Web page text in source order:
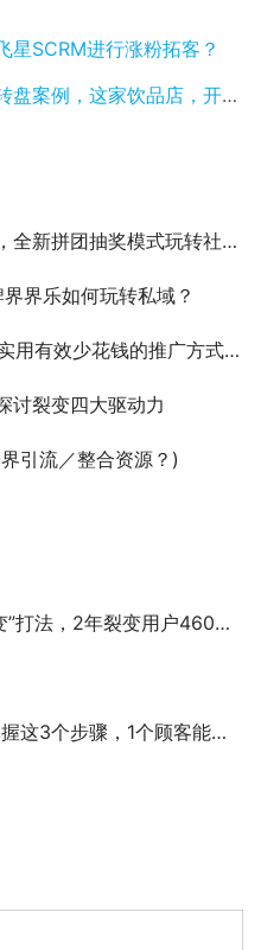
星SCRM进行涨粉拓客？
店，开业活动，霸了整条街，城管都来了！
拼团抽奖模式玩转社交电商
界乐如何玩转私域？
少花钱的推广方式，了解一下？)
讨裂变四大驱动力
引流／整合资源？)
裂变用户460万，营业额近亿？)
骤，1个顾客能裂变成9个顾客)